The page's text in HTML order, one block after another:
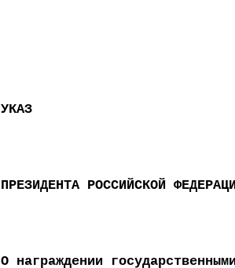
УКАЗ
ПРЕЗИДЕНТА РОССИЙСКОЙ
О награждении